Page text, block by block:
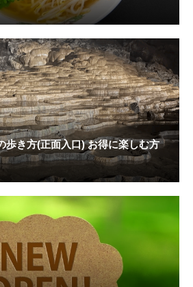
歩き方(正面入口) お得に楽しむ方